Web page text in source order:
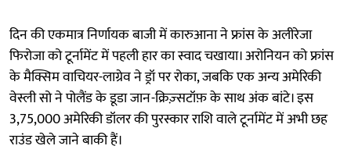
दिन की एकमात्र निर्णायक बाजी में कारुआना ने फ्रांस के अलीरेजा
फिरोजा को टूर्नामेंट में पहली हार का स्वाद चखाया। अरोनियन को फ्रांस
के मैक्सिम वाचियर-लाग्रेव ने ड्रॉ पर रोका, जबकि एक अन्य अमेरिकी
वेस्ली सो ने पोलैंड के डूडा जान-क्रिज़्सटॉफ़ के साथ अंक बांटे। इस
3,75,000 अमेरिकी डॉलर की पुरस्कार राशि वाले टूर्नामेंट में अभी छह
राउंड खेले जाने बाकी हैं।